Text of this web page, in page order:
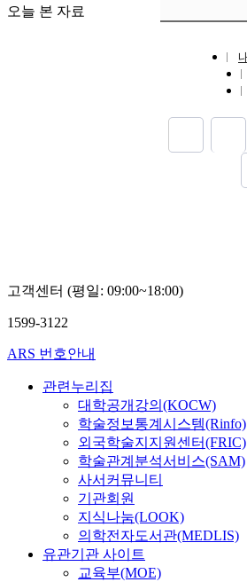
오늘 본 자료
고객센터 (평일: 09:00~18:00)
1599-3122
ARS 번호안내
관련누리집
대학공개강의(KOCW)
학술정보통계시스템(Rinfo)
외국학술지지원센터(FRIC)
학술관계분석서비스(SAM)
사서커뮤니티
기관회원
지식나눔(LOOK)
의학전자도서관(MEDLIS)
유관기관 사이트
교육부(MOE)